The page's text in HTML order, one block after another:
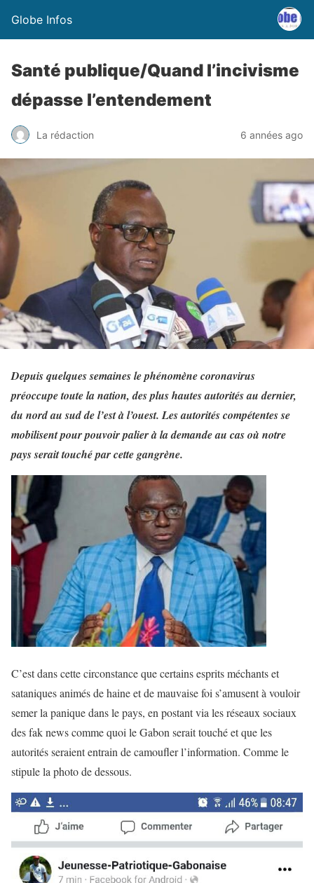
Globe Infos
Santé publique/Quand l’incivisme
dépasse l’entendement
La rédaction 6 années ago
Depuis quelques semaines le phénomène coronavirus
préoccupe toute la nation, des plus hautes autorités au dernier,
du nord au sud de l’est à l’ouest. Les autorités compétentes se
mobilisent pour pouvoir palier à la demande au cas où notre
pays serait touché par cette gangrène.
C’est dans cette circonstance que certains esprits méchants et
sataniques animés de haine et de mauvaise foi s’amusent à vouloir
semer la panique dans le pays, en postant via les réseaux sociaux
des fak news comme quoi le Gabon serait touché et que les
autorités seraient entrain de camoufler l’information. Comme le
stipule la photo de dessous.